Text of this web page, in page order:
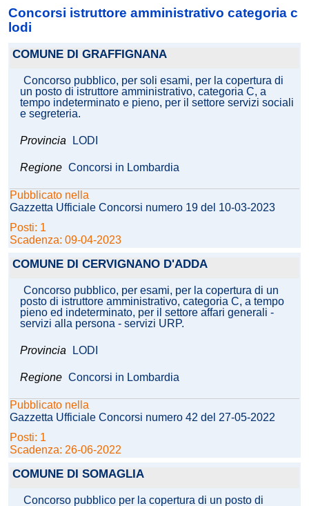
Concorsi istruttore amministrativo categoria c
lodi
COMUNE DI GRAFFIGNANA
Concorso pubblico, per soli esami, per la copertura di
un posto di istruttore amministrativo, categoria C, a
tempo indeterminato e pieno, per il settore servizi sociali
e segreteria.
Provincia LODI
Regione Concorsi in Lombardia
Pubblicato nella
Gazzetta Ufficiale Concorsi numero 19 del 10-03-2023
Posti: 1
Scadenza: 09-04-2023
COMUNE DI CERVIGNANO D'ADDA
Concorso pubblico, per esami, per la copertura di un
posto di istruttore amministrativo, categoria C, a tempo
pieno ed indeterminato, per il settore affari generali -
servizi alla persona - servizi URP.
Provincia LODI
Regione Concorsi in Lombardia
Pubblicato nella
Gazzetta Ufficiale Concorsi numero 42 del 27-05-2022
Posti: 1
Scadenza: 26-06-2022
COMUNE DI SOMAGLIA
Concorso pubblico per la copertura di un posto di